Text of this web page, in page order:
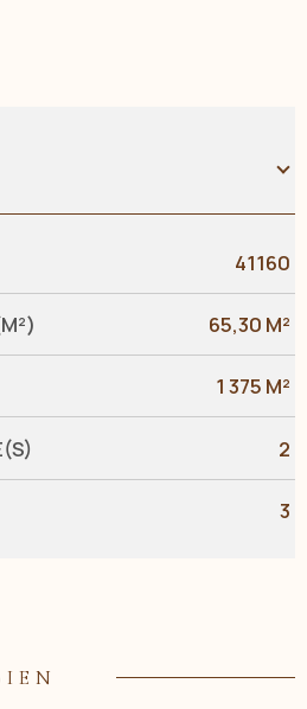
41160
65,30 M²
1 375 M²
2
3